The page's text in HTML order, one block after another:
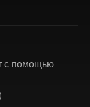
с помощью